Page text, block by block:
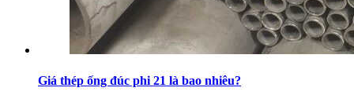
Giá thép ống đúc phi 21 là bao nhiêu?